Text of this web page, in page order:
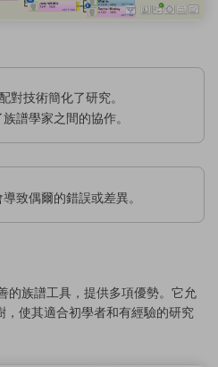
對技術簡化了研究。
譜學家之間的協作。
致偶爾的錯誤或差異。
族譜工具，提供多項優勢。它允
使其適合初學者和有經驗的研究